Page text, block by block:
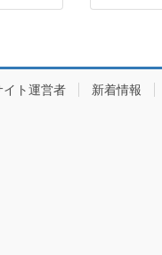
イト運営者 新着情報